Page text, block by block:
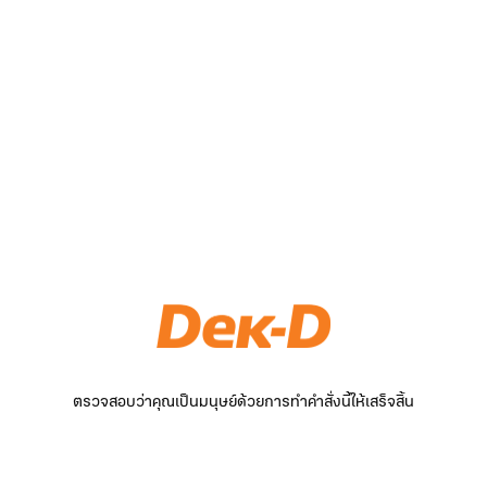
ตรวจสอบว่าคุณเป็นมนุษย์ด้วยการทำคำสั่งนี้ให้เสร็จสิ้น